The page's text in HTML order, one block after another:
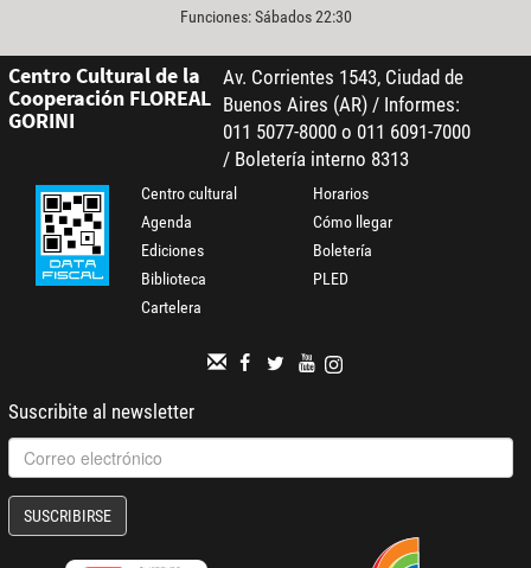
Funciones: Sábados 22:30
Centro Cultural de la
Cooperación FLOREAL
GORINI
Av. Corrientes 1543, Ciudad de
Buenos Aires (AR) / Informes:
011 5077-8000 o 011 6091-7000
/ Boletería interno 8313
Centro cultural
Agenda
Ediciones
Biblioteca
Cartelera
Horarios
Cómo llegar
Boletería
PLED
Suscribite al newsletter
SUSCRIBIRSE